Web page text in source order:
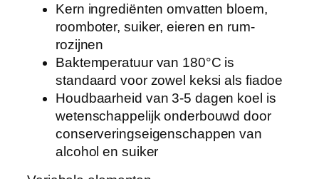
Kern ingrediënten omvatten bloem,
roomboter, suiker, eieren en rum-
rozijnen
Baktemperatuur van 180°C is
standaard voor zowel keksi als fiadoe
Houdbaarheid van 3-5 dagen koel is
wetenschappelijk onderbouwd door
conserveringseigenschappen van
alcohol en suiker